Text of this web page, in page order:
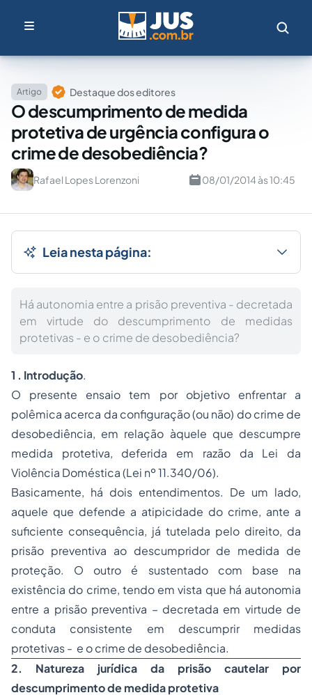
Artigo Destaque dos editores
O descumprimento de medida
protetiva de urgência configura o
crime de desobediência?
Rafael Lopes Lorenzoni 08/01/2014 às 10:45
Leia nesta página:
Há autonomia entre a prisão preventiva - decretada
em virtude do descumprimento de medidas
protetivas - e o crime de desobediência?
1 . Introdução.
O presente ensaio tem por objetivo enfrentar a
polêmica acerca da configuração (ou não) do crime de
desobediência, em relação àquele que descumpre
medida protetiva, deferida em razão da Lei da
Violência Doméstica (Lei nº 11.340/06).
Basicamente, há dois entendimentos. De um lado,
aquele que defende a atipicidade do crime, ante a
suficiente consequência, já tutelada pelo direito, da
prisão preventiva ao descumpridor de medida de
proteção. O outro é sustentado com base na
existência do crime, tendo em vista que há autonomia
entre a prisão preventiva – decretada em virtude de
conduta consistente em descumprir medidas
protetivas - e o crime de desobediência.
2. Natureza jurídica da prisão cautelar por
descumprimento de medida protetiva